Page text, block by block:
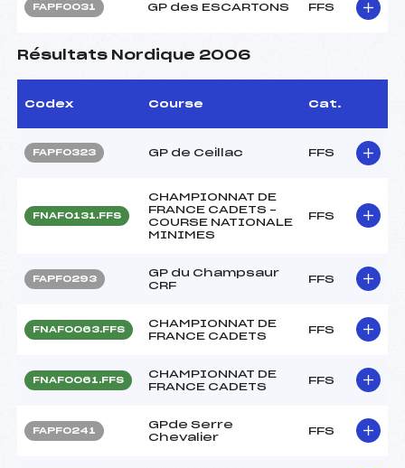
FAPF0031 GP des ESCARTONS FFS
Résultats Nordique 2006
Codex Course Cat.
FAPF0323 GP de Ceillac FFS
FNAF0131.FFS
CHAMPIONNAT DE
FRANCE CADETS –
COURSE NATIONALE
MINIMES
FFS
FAPF0293
GP du Champsaur
CRF
FFS
FNAF0063.FFS
CHAMPIONNAT DE
FRANCE CADETS
FFS
FNAF0061.FFS
CHAMPIONNAT DE
FRANCE CADETS
FFS
FAPF0241
GPde Serre
Chevalier
FFS